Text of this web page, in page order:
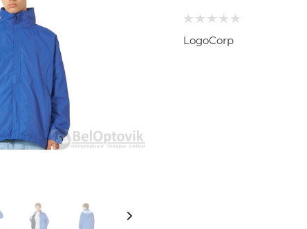
LogoCorp